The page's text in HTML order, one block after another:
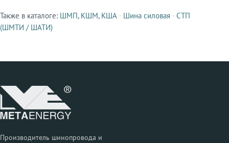
Смежные продукты
Также в каталоге: ШМП, КШМ, КША · Шина силовая · СТП
(ШМТИ / ШАТИ)
Производитель шинопровода и